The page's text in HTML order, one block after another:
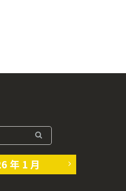
年 1 月